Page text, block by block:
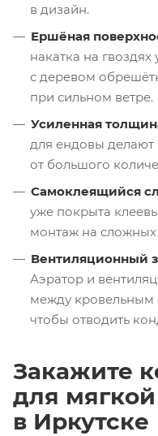
в дизайн.
Ершёная
накатка на
с деревом
при сильном ветре.
Усиленная
для ендовы делают
от большого
Самоклеящийся
уже покрыта
монтаж на сложных
Вентиляционный
Аэратор и
между кровельным
чтобы отводить
Закажите
для
в Иркутске